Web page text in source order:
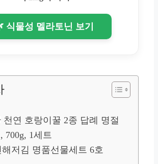
식물성 멜라토닌 보기
천연 호랑이꿀 2종 답례 명절
700g, 1세트
해저김 명품선물세트 6호